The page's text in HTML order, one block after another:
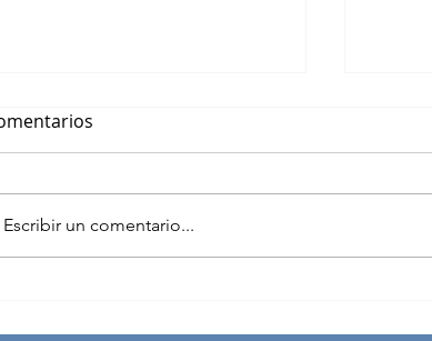
Escribir un comentario...